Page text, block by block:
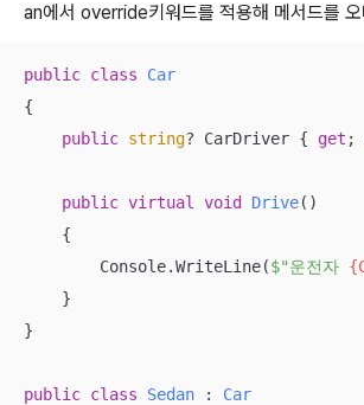
an에서 override키워드를 적용해 메서드를
public class
Car
{
public string? CarDriver { get ;
public virtual void Drive( )
    {
        Console.WriteLine(
$"운전자
    }
}
public class Sedan : Car